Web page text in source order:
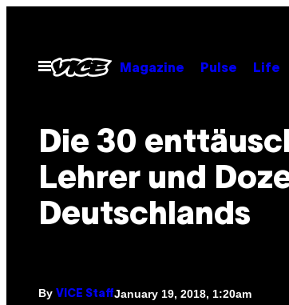
contentOpen
Menu
Magazine Pulse Life
Die 30
Lehrer und
Deutschlands
By VICE StaffJanuary 19, 2018, 1:20am